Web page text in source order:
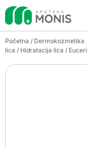
Početna / Dermokozmetika
lica / Hidratacija lica /